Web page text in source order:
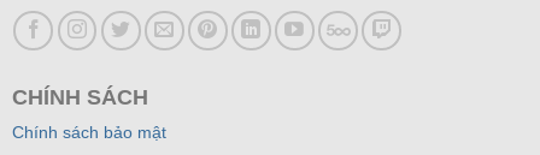
CHÍNH SÁCH
Chính sách bảo mật